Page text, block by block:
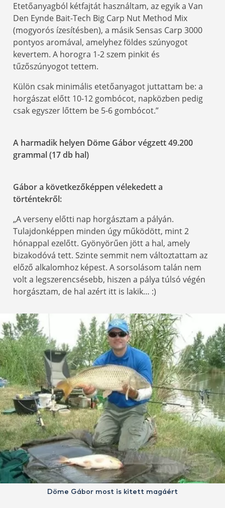
Etetőanyagból kétfajtát használtam, az egyik a Van
Den Eynde Bait-Tech Big Carp Nut Method Mix
(mogyorós ízesítésben), a másik Sensas Carp 3000
pontyos aromával, amelyhez földes szúnyogot
kevertem. A horogra 1-2 szem pinkit és
tűzőszúnyogot tettem.
Külön csak minimális etetőanyagot juttattam be: a
horgászat előtt 10-12 gombócot, napközben pedig
csak egyszer lőttem be 5-6 gombócot.”
A harmadik helyen Döme Gábor végzett 49.200
grammal (17 db hal)
Gábor a következőképpen vélekedett a
történtekről:
„A verseny előtti nap horgásztam a pályán.
Tulajdonképpen minden úgy működött, mint 2
hónappal ezelőtt. Gyönyörűen jött a hal, amely
bizakodóvá tett. Szinte semmit nem változtattam az
előző alkalomhoz képest. A sorsolásom talán nem
volt a legszerencsésebb, hiszen a pálya túlsó végén
horgásztam, de hal azért itt is lakik… :)
Döme Gábor most is kitett magáért